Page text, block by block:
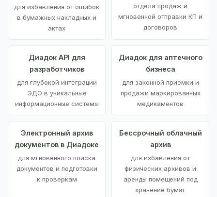
для избавления от ошибок
в бумажных накладных и
актах
отдела продаж и
мгновенной отправки КП и
договоров
Диадок API для
разработчиков
для глубокой интеграции
ЭДО в уникальные
информационные системы
Диадок для аптечного
бизнеса
для законной приемки и
продажи маркированных
медикаментов
Электронный архив
документов в Диадоке
для мгновенного поиска
документов и подготовки
к проверкам
Бессрочный облачный
архив
для избавления от
физических архивов и
аренды помещений под
хранение бумаг